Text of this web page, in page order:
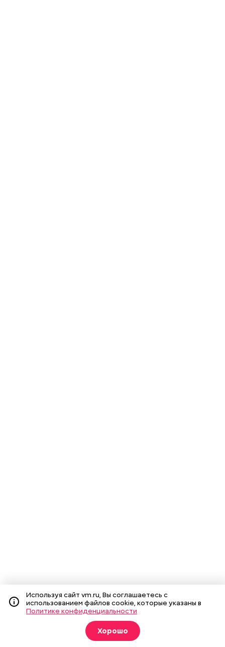
Используя сайт vm.ru, Вы соглашаетесь с
использованием файлов cookie, которые указаны в
Политике конфиденциальности
Хорошо